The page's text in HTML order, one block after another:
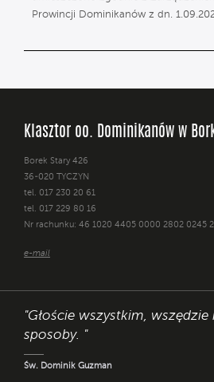
Prowincji Dominikanów z dn.
Klasztor oo. Dominikanów w
Borek Stary 426
36-020 TYCZYN
tel. 017 230 20 61
tel. 017 229 80 16
Nr rachunku: 46 1020 4405 0000 2802 0245
e-mail
"Głoście wszystkim, wszędzie
sposoby. "
Św. Dominik Guzman